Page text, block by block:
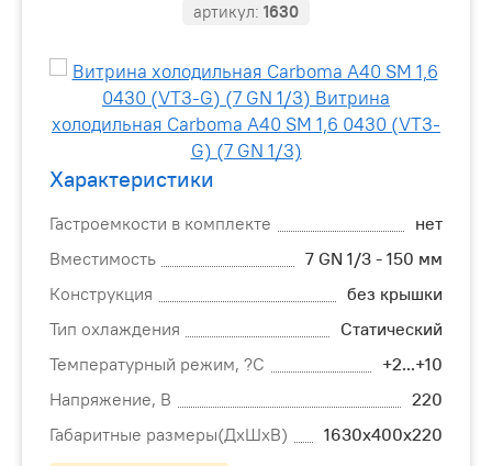
артикул: 1630
Характеристики
Гастроемкости в комплекте
нет
Вместимость
7 GN 1/3 - 150 мм
Конструкция
без крышки
Тип охлаждения
Статический
Температурный режим, ?С
+2...+10
Напряжение, В
220
Габаритные размеры(ДхШхВ)
1630х400х220